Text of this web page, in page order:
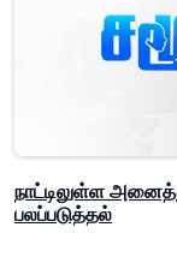
நாட்டிலுள்ள
பலப்படுத்தல்